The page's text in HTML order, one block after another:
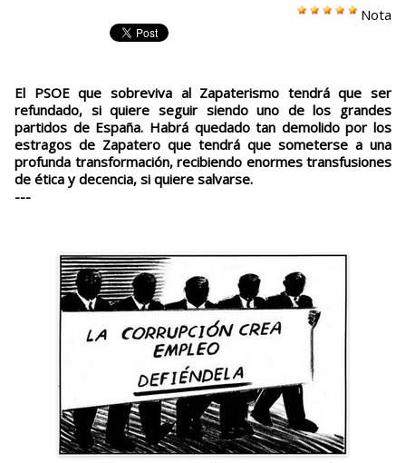
Nota
El PSOE que sobreviva al Zapaterismo tendrá que ser
refundado, si quiere seguir siendo uno de los grandes
partidos de España. Habrá quedado tan demolido por los
estragos de Zapatero que tendrá que someterse a una
profunda transformación, recibiendo enormes transfusiones
de ética y decencia, si quiere salvarse.
---